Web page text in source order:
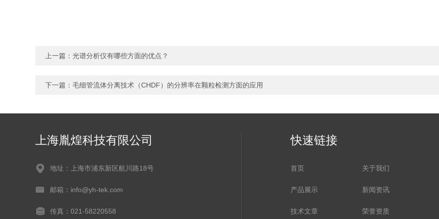
上一篇： 光谱分析仪有哪些方面的优点？
下一篇： 毛细管流体分离技术（CHDF）的分辨率在颗粒检测方面的应用
上海胤煌科技有限公司
地址：上海市浦东新区航川路18号
邮箱：info@yh-tek.com
传真：021-58220558
快速链接
首页 关于我们
产品展示 新闻资讯
技术文章 荣誉资质